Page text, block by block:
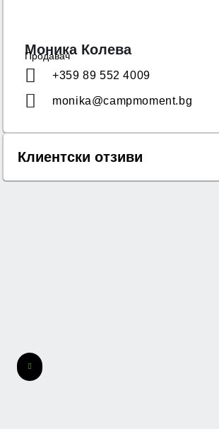
Моника Колева
Продавач
+359 89 552 4009
monika@campmoment.bg
Клиентски отзиви